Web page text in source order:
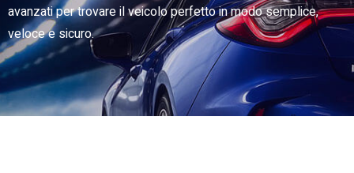
avanzati per trovare il veicolo perfetto in modo semplice,
veloce e sicuro.